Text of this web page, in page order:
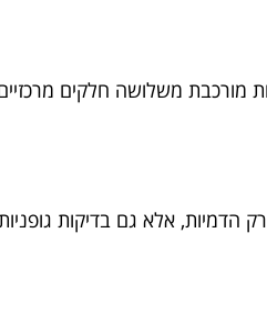
מורכבת משלושה חלקים
הדמיות, אלא גם בדיקות